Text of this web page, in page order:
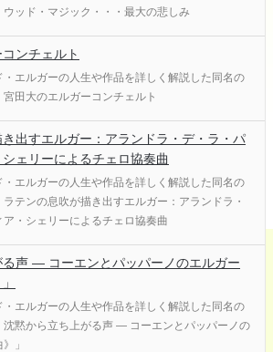
ッド・マジック・・・最大の悲しみ
ンチェルト
エルガーの人生や作品を詳しく解説した同名の
田大のエルガーコンチェルト
出すエルガー：アランドラ・デ・ラ・パ
ェリーによるチェロ協奏曲
エルガーの人生や作品を詳しく解説した同名の
テンの息吹が描き出すエルガー：アランドラ・
・シェリーによるチェロ協奏曲
声 ― コーエンとパッパーノのエルガー
エルガーの人生や作品を詳しく解説した同名の
沈黙から立ち上がる声 ― コーエンとパッパーノの
」